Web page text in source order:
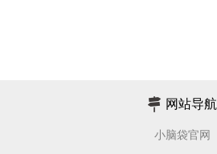
网站导航
小脑袋官网